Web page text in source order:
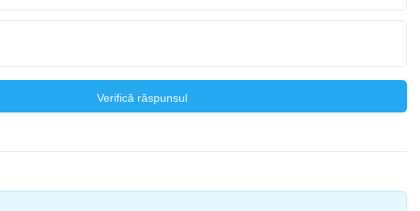
Verifică răspunsul